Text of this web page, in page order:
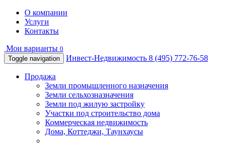
О компании
Услуги
Контакты
Мои варианты 0
Toggle navigation
Инвест-Недвижимость 8 (495) 772-76-58
Продажа
Земли промышленного назначения
Земли сельхозназначения
Земли под жилую застройку
Участки под строительство дома
Коммерческая недвижимость
Дома, Коттеджи, Таунхаусы